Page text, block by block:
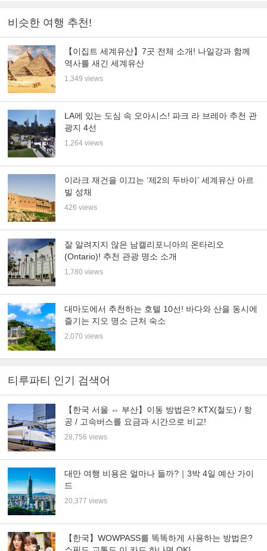
비슷한 여행 추천!
【이집트 세계유산】7곳 전체 소개! 나일강과 함께
역사를 새긴 세계유산
1,349 views
LA에 있는 도심 속 오아시스! 파크 라 브레아 추천 관
광지 4선
1,264 views
이라크 재건을 이끄는 ‘제2의 두바이’ 세계유산 아르
빌 성채
426 views
잘 알려지지 않은 남캘리포니아의 온타리오
(Ontario)! 추천 관광 명소 소개
1,780 views
대마도에서 추천하는 호텔 10선! 바다와 산을 동시에
즐기는 지오 명소 근처 숙소
2,070 views
티루파티 인기 검색어
【한국 서울 ⇔ 부산】이동 방법은? KTX(철도) / 항
공 / 고속버스를 요금과 시간으로 비교!
28,756 views
대만 여행 비용은 얼마나 들까?｜3박 4일 예산 가이
드
20,377 views
【한국】WOWPASS를 똑똑하게 사용하는 방법은?